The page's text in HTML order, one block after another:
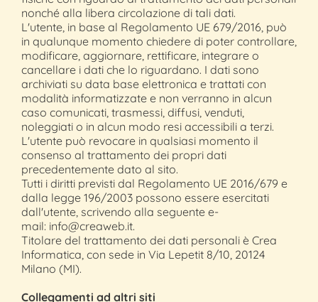
nonché alla libera circolazione di tali dati.
L'utente, in base al Regolamento UE 679/2016, può
in qualunque momento chiedere di poter controllare,
modificare, aggiornare, rettificare, integrare o
cancellare i dati che lo riguardano. I dati sono
archiviati su data base elettronica e trattati con
modalità informatizzate e non verranno in alcun
caso comunicati, trasmessi, diffusi, venduti,
noleggiati o in alcun modo resi accessibili a terzi.
L'utente può revocare in qualsiasi momento il
consenso al trattamento dei propri dati
precedentemente dato al sito.
Tutti i diritti previsti dal Regolamento UE 2016/679 e
dalla legge 196/2003 possono essere esercitati
dall'utente, scrivendo alla seguente e-
mail: info@creaweb.it.
Titolare del trattamento dei dati personali è Crea
Informatica, con sede in Via Lepetit 8/10, 20124
Milano (MI).
Collegamenti ad altri siti